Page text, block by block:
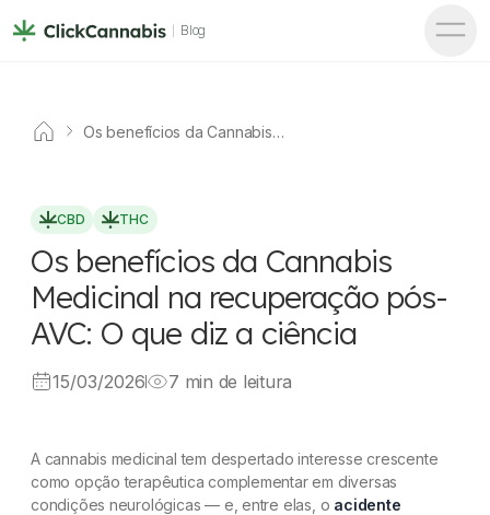
Blog
Os benefícios da Cannabis
CBD THC
Os benefícios da Cannabis
Medicinal na recuperação pós-
AVC: O que diz a ciência
15/03/2026 7 min de leitura
A cannabis medicinal tem despertado interesse crescente
como opção terapêutica complementar em diversas
condições neurológicas — e, entre elas, o acidente